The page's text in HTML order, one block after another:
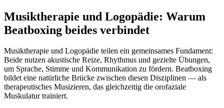
Musiktherapie und Logopädie: Warum
Beatboxing beides verbindet
Musiktherapie und Logopädie teilen ein gemeinsames Fundament:
Beide nutzen akustische Reize, Rhythmus und gezielte Übungen,
um Sprache, Stimme und Kommunikation zu fördern. Beatboxing
bildet eine natürliche Brücke zwischen diesen Disziplinen — als
therapeutisches Musizieren, das gleichzeitig die orofaziale
Muskulatur trainiert.